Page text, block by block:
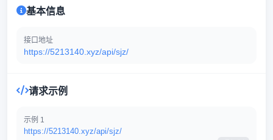
基本信息
接口地址
https://5213140.xyz/api/sjz/
请求示例
示例 1
https://5213140.xyz/api/sjz/